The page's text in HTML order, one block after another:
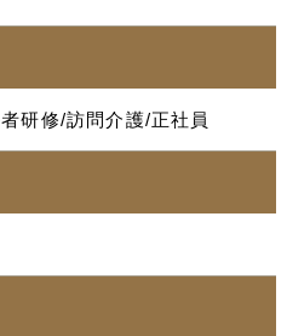
研修/訪問介護/正社員